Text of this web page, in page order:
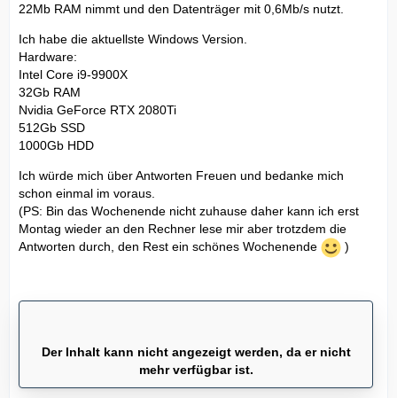
22Mb RAM nimmt und den Datenträger mit 0,6Mb/s nutzt.
Ich habe die aktuellste Windows Version.
Hardware:
Intel Core i9-9900X
32Gb RAM
Nvidia GeForce RTX 2080Ti
512Gb SSD
1000Gb HDD
Ich würde mich über Antworten Freuen und bedanke mich
schon einmal im voraus.
(PS: Bin das Wochenende nicht zuhause daher kann ich erst
Montag wieder an den Rechner lese mir aber trotzdem die
Antworten durch, den Rest ein schönes Wochenende
)
Der Inhalt kann nicht angezeigt werden, da er nicht
mehr verfügbar ist.